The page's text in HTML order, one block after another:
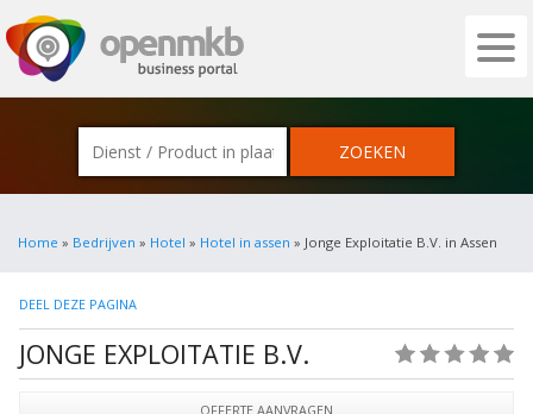
OPENMKB - DE ZAKELIJKE PORTAL
Home » Bedrijven » Hotel » Hotel in assen » Jonge Exploitatie B.V. in Assen
DEEL DEZE PAGINA
JONGE EXPLOITATIE B.V.
OFFERTE AANVRAGEN